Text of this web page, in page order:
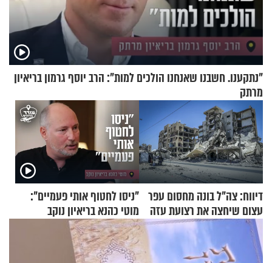
"נתקענו. חשבנו שאנחנו הולכים למות": הרב יוסף גרמון בריאיון
מרתק
דיווח: צה"ל בונה מחסום עפר
עצום שיחצה את רצועת עזה
לשניים
"ניסו לחטוף אותי פעמיים":
מוטי כהנא בריאיון נוקב